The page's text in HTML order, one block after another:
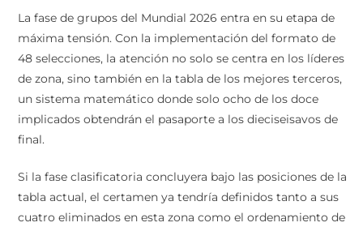
La fase de grupos del Mundial 2026 entra en su etapa de
máxima tensión. Con la implementación del formato de
48 selecciones, la atención no solo se centra en los líderes
de zona, sino también en la tabla de los mejores terceros,
un sistema matemático donde solo ocho de los doce
implicados obtendrán el pasaporte a los dieciseisavos de
final.
Si la fase clasificatoria concluyera bajo las posiciones de la
tabla actual, el certamen ya tendría definidos tanto a sus
cuatro eliminados en esta zona como el ordenamiento de